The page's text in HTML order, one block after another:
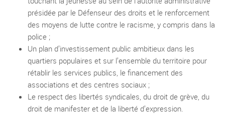
présidée par le Défenseur des droits et le renforcement
des moyens de lutte contre le racisme, y compris dans la
police ;
Un plan d’investissement public ambitieux dans les
quartiers populaires et sur l’ensemble du territoire pour
rétablir les services publics, le financement des
associations et des centres sociaux ;
Le respect des libertés syndicales, du droit de grève, du
droit de manifester et de la liberté d’expression.